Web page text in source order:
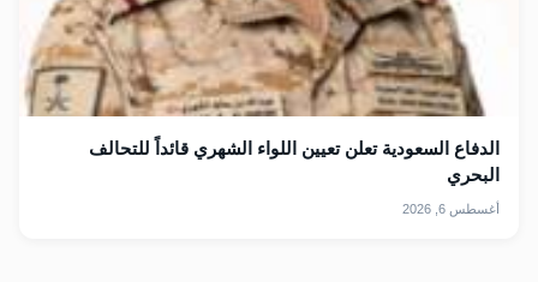
الدفاع السعودية تعلن تعيين اللواء الشهري قائداً للتحالف
البحري
أغسطس 6, 2026